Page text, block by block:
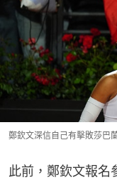
鄭欽文深信自己有擊敗莎巴
此前，鄭欽文報名